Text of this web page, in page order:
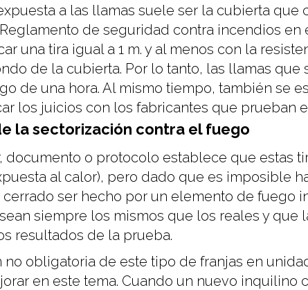
a las llamas suele ser la cubierta
de seguridad contra incendios en
una tira igual a 1 m. y al menos con la
de la cubierta. Por lo tanto, las llamas
de una hora. Al mismo tiempo, también se
los juicios con los fabricantes que prueban
la sectorización contra el fuego
documento o protocolo establece que estas
al calor), pero dado que es imposible
ser hecho por un elemento de fuego
siempre los mismos que los reales y
resultados de la prueba.
no obligatoria de este tipo de franjas en
en este tema. Cuando un nuevo